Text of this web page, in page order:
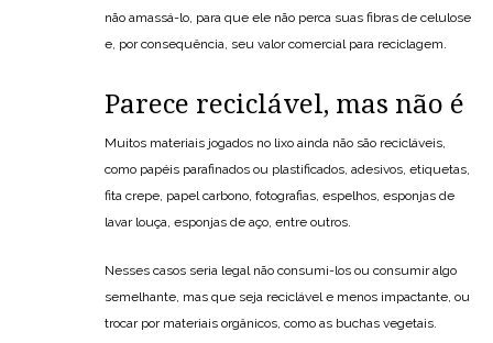
não amassá-lo, para que ele não perca suas fibras de celulose
e, por consequência, seu valor comercial para reciclagem.
Parece reciclável, mas não é
Muitos materiais jogados no lixo ainda não são recicláveis,
como papéis parafinados ou plastificados, adesivos, etiquetas,
fita crepe, papel carbono, fotografias, espelhos, esponjas de
lavar louça, esponjas de aço, entre outros.
Nesses casos seria legal não consumi-los ou consumir algo
semelhante, mas que seja reciclável e menos impactante, ou
trocar por materiais orgânicos, como as buchas vegetais.